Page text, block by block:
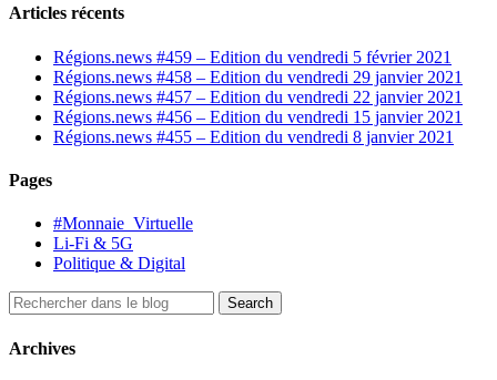
Articles récents
Régions.news #459 – Edition du vendredi 5 février 2021
Régions.news #458 – Edition du vendredi 29 janvier 2021
Régions.news #457 – Edition du vendredi 22 janvier 2021
Régions.news #456 – Edition du vendredi 15 janvier 2021
Régions.news #455 – Edition du vendredi 8 janvier 2021
Pages
#Monnaie_Virtuelle
Li-Fi & 5G
Politique & Digital
Archives